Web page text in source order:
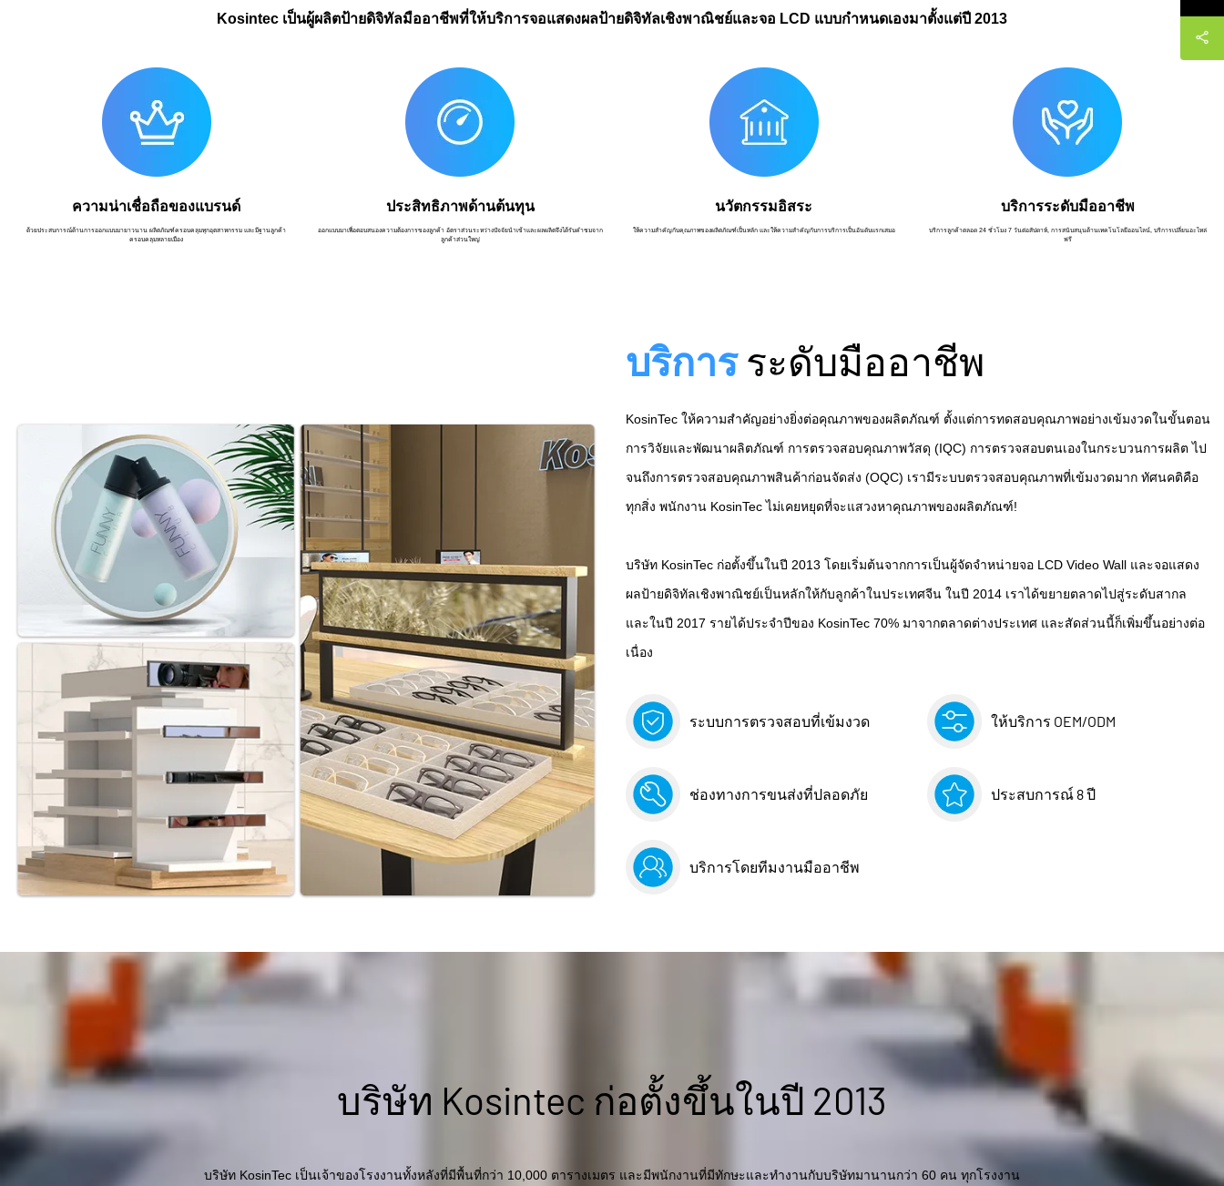
Kosintec เป็นผู้ผลิตป้ายดิจิทัลมืออาชีพที่ให้บริการจอแสดงผลป้ายดิจิทัลเชิงพาณิชย์และจอ LCD แบบกำหนดเองมาตั้งแต่ปี 2013
ความน่าเชื่อถือของแบรนด์
ด้วยประสบการณ์ด้านการออกแบบมายาวนาน ผลิตภัณฑ์ครอบคลุมทุกอุตสาหกรรม และมีฐานลูกค้า
ครอบคลุมหลายเมือง
ประสิทธิภาพด้านต้นทุน
ออกแบบมาเพื่อตอบสนองความต้องการของลูกค้า อัตราส่วนระหว่างปัจจัยนำเข้าและผลผลิตจึงได้รับคำชมจาก
ลูกค้าส่วนใหญ่
นวัตกรรมอิสระ
ให้ความสำคัญกับคุณภาพของผลิตภัณฑ์เป็นหลัก และให้ความสำคัญกับการบริการเป็นอันดับแรกเสมอ
บริการระดับมืออาชีพ
บริการลูกค้าตลอด 24 ชั่วโมง 7 วันต่อสัปดาห์, การสนับสนุนด้านเทคโนโลยีออนไลน์, บริการเปลี่ยนอะไหล่
ฟรี
บริการระดับมืออาชีพ
KosinTec ให้ความสำคัญอย่างยิ่งต่อคุณภาพของผลิตภัณฑ์ ตั้งแต่การทดสอบคุณภาพอย่างเข้มงวดในขั้นตอน
การวิจัยและพัฒนาผลิตภัณฑ์ การตรวจสอบคุณภาพวัสดุ (IQC) การตรวจสอบตนเองในกระบวนการผลิต ไป
จนถึงการตรวจสอบคุณภาพสินค้าก่อนจัดส่ง (OQC) เรามีระบบตรวจสอบคุณภาพที่เข้มงวดมาก ทัศนคติคือ
ทุกสิ่ง พนักงาน KosinTec ไม่เคยหยุดที่จะแสวงหาคุณภาพของผลิตภัณฑ์!
บริษัท KosinTec ก่อตั้งขึ้นในปี 2013 โดยเริ่มต้นจากการเป็นผู้จัดจำหน่ายจอ LCD Video Wall และจอแสดง
ผลป้ายดิจิทัลเชิงพาณิชย์เป็นหลักให้กับลูกค้าในประเทศจีน ในปี 2014 เราได้ขยายตลาดไปสู่ระดับสากล
และในปี 2017 รายได้ประจำปีของ KosinTec 70% มาจากตลาดต่างประเทศ และสัดส่วนนี้ก็เพิ่มขึ้นอย่างต่อ
เนื่อง
ระบบการตรวจสอบที่เข้มงวด ให้บริการ OEM/ODM
ช่องทางการขนส่งที่ปลอดภัย ประสบการณ์ 8 ปี
บริการโดยทีมงานมืออาชีพ
บริษัท Kosintec ก่อตั้งขึ้นในปี 2013
บริษัท KosinTec เป็นเจ้าของโรงงานทั้งหลังที่มีพื้นที่กว่า 10,000 ตารางเมตร และมีพนักงานที่มีทักษะและทำงานกับบริษัทมานานกว่า 60 คน ทุกโรงงาน